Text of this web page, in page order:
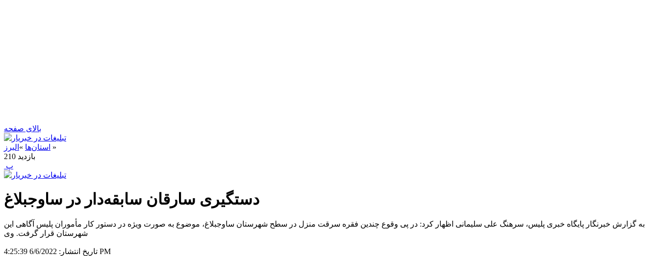
بالای صفحه
استان‌ها » البرز
»
210 بازدید
‍ پ
دستگیری سارقان سابقه‌دار در ساوجبلاغ
به گزارش خبرنگار پایگاه خبری پلیس، سرهنگ علی سلیمانی اظهار کرد: در پی وقوع چندین فقره سرقت منزل در سطح شهرستان ساوجبلاغ، موضوع به صورت ویژه در دستور کار مأموران پلیس آگاهی این
شهرستان قرار گرفت. وی
تاریخ انتشار: 6/6/2022 4:25:39 PM